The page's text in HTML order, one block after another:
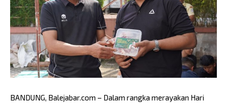
BANDUNG, Balejabar.com – Dalam rangka merayakan Hari